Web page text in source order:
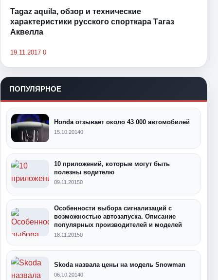
Tagaz aquila, обзор и технические
характеристики русского спорткара Тагаз
Аквелла
19.11.2017 0
ПОПУЛЯРНОЕ
Honda отзывает около 43 000 автомобилей
15.10.20140
10 приложений, которые могут быть
полезны водителю
09.11.20150
Особенности выбора сигнализаций с
возможностью автозапуска. Описание
популярных производителей и моделей
18.11.20150
Skoda назвала цены на модель Snowman
06.10.20140